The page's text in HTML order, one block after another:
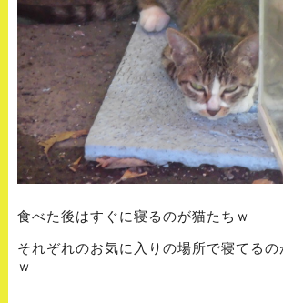
食べた後はすぐに寝るのが猫たちｗ
それぞれのお気に入りの場所で寝てる
ｗ